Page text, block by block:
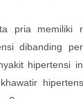
pria memiliki
dibanding
hipertensi